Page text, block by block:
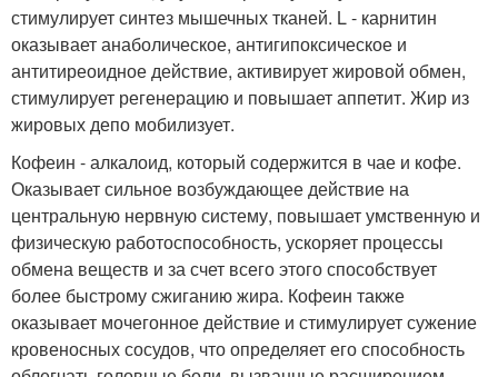
стимулирует синтез мышечных тканей. L - карнитин
оказывает анаболическое, антигипоксическое и
антитиреоидное действие, активирует жировой обмен,
стимулирует регенерацию и повышает аппетит. Жир из
жировых депо мобилизует.
Кофеин - алкалоид, который содержится в чае и кофе.
Оказывает сильное возбуждающее действие на
центральную нервную систему, повышает умственную и
физическую работоспособность, ускоряет процессы
обмена веществ и за счет всего этого способствует
более быстрому сжиганию жира. Кофеин также
оказывает мочегонное действие и стимулирует сужение
кровеносных сосудов, что определяет его способность